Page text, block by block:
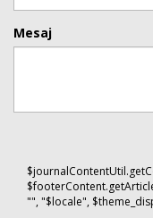
Mesaj
"", "$locale",